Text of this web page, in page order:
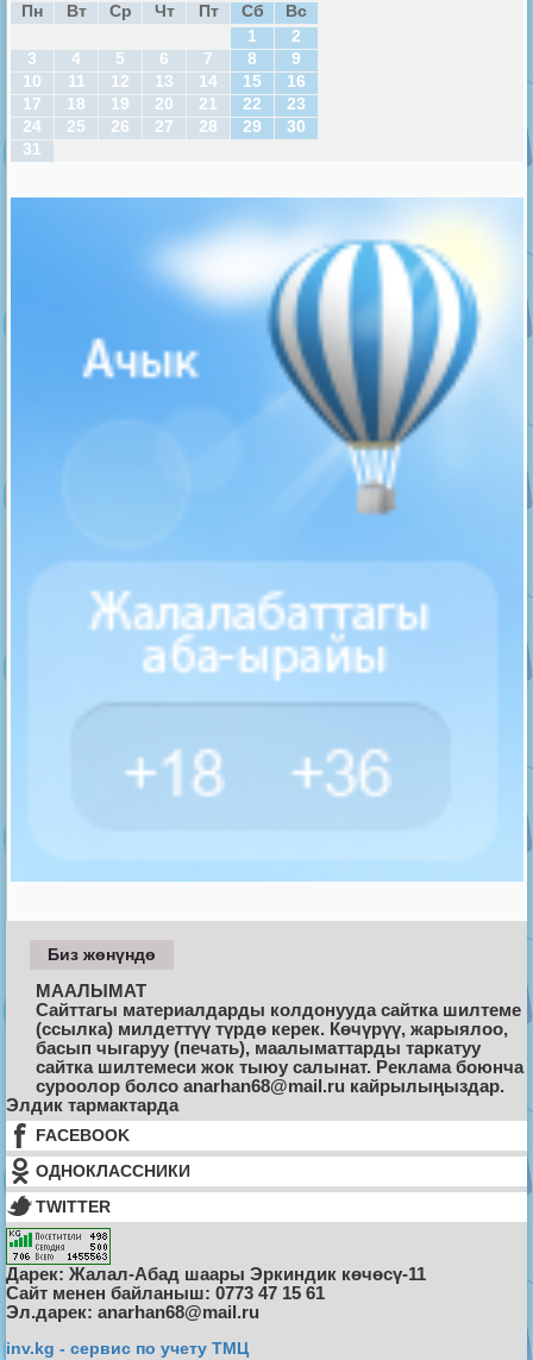
Пн Вт Ср Чт Пт Сб
Вс
1
2
3
4 5 6 7 8
9
10
11 12 13 14 15
16
17
18 19 20 21 22
23
24
25 26 27 28 29
30
31
Биз жөнүндө
МААЛЫМАТ
Сайттагы материалдарды колдонууда сайтка шилтеме
(ссылка) милдеттүү түрдө керек. Көчүрүү, жарыялоо,
басып чыгаруу (печать), маалыматтарды таркатуу
сайтка шилтемеси жок тыюу салынат. Реклама боюнча
суроолор болсо anarhan68@mail.ru кайрылыңыздар.
Элдик тармактарда
FACEBOOK
ОДНОКЛАССНИКИ
TWITTER
Дарек: Жалал-Абад шаары Эркиндик көчөсү-11
Cайт менен байланыш: 0773 47 15 61
Эл.дарек: anarhan68@mail.ru
inv.kg - сервис по учету ТМЦ